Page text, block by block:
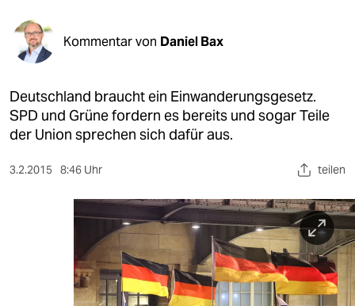
öko
gesellschaft
kultur
sport
berlin
Kommentar von Daniel Bax
Deutschland braucht ein Einwanderungsgesetz.
SPD und Grüne fordern es bereits und sogar Teile
der Union sprechen sich dafür aus.
3.2.2015 8:46 Uhr teilen